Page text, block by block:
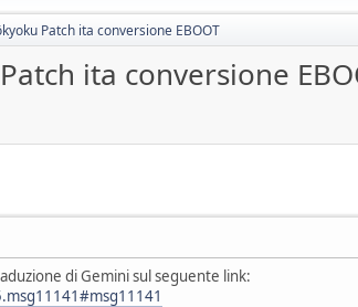
Patch ita conversione EBOOT
ita conversione
di Gemini sul seguente link: